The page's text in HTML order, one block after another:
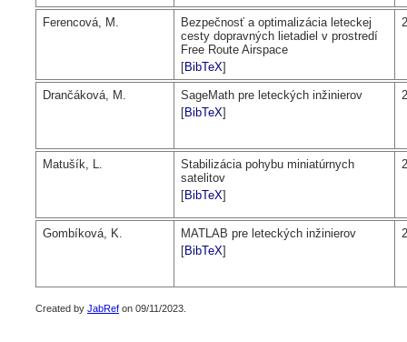
Ferencová, M.
Bezpečnosť a optimalizácia leteckej
cesty dopravných lietadiel v prostredí
Free Route Airspace
[BibTeX]
Drančáková, M.
SageMath pre leteckých inžinierov
[BibTeX]
Matušík, L.
Stabilizácia pohybu miniatúrnych
satelitov
[BibTeX]
Gombíková, K.
MATLAB pre leteckých inžinierov
[BibTeX]
Created by JabRef on 09/11/2023.